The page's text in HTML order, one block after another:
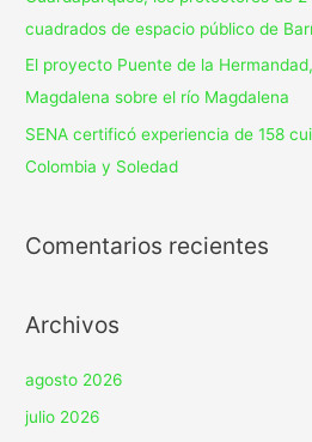
cuadrados de espacio público de
El proyecto Puente de la
Magdalena sobre el río Magdalena
SENA certificó experiencia de 158
Colombia y Soledad
Comentarios recientes
Archivos
agosto 2026
julio 2026